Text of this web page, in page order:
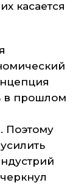
касается
в прошлом
Поэтому